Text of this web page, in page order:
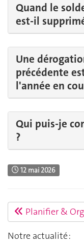
Quand le
est-il
Une
précédente
l'année en
Qui puis-je
?
12 mai 2026
Planifier &
Notre actualité :